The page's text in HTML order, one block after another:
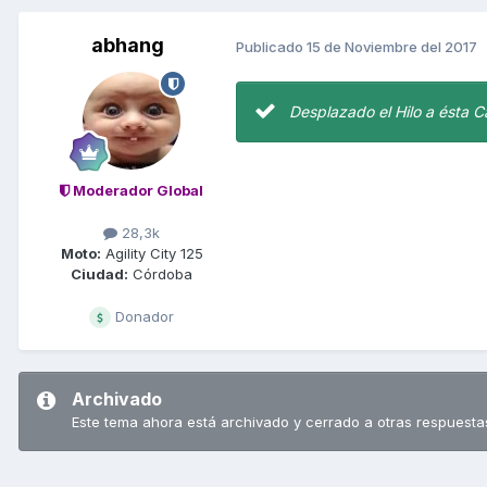
abhang
Moderador Global
28,3k
Moto: Agility City 125
Ciudad: Córdoba
Donador
Publicado 15 de Noviembre del 2017
Desplazado el Hilo a ésta
Archivado
Este tema ahora está archivado y cerrado a otras